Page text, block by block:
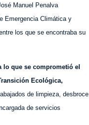
Manuel Penalva
Emergencia Climática y
los que se encontraba su
lo que se comprometió el
Ecológica,
de limpieza, desbroce
de servicios